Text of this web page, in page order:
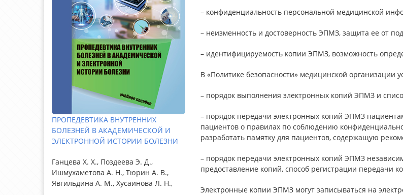
ПРОПЕДЕВТИКА ВНУТРЕННИХ
БОЛЕЗНЕЙ В АКАДЕМИЧЕСКОЙ И
ЭЛЕКТРОННОЙ ИСТОРИИ БОЛЕЗНИ
Ганцева Х. Х., Поздеева Э. Д.,
Ишмухаметова А. Н., Тюрин А. В.,
Явгильдина А. М., Хусаинова Л. Н.,
– конфиденциальность персональной медицинской
– неизменность и достоверность ЭПМЗ, защита ее от
– идентифицируемость копии ЭПМЗ, возможность
В «Политике безопасности» медицинской организации
– порядок выполнения электронных копий ЭПМЗ и
– порядок передачи электронных копий ЭПМЗ
пациентов о правилах по соблюдению
разработать памятку для пациентов, содержащую
– порядок передачи электронных копий ЭПМЗ
предоставление копий, способ регистрации передачи
Электронные копии ЭПМЗ могут записываться на